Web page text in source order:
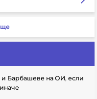
Барбашеве на ОИ, если